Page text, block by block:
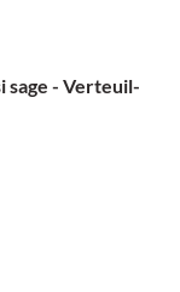
sage - Verteuil-